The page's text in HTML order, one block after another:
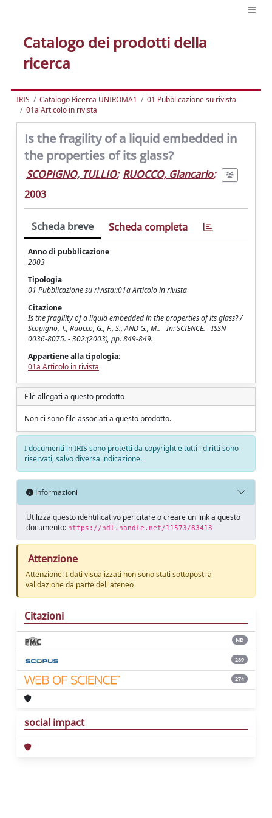
Catalogo dei prodotti della
ricerca
IRIS Catalogo Ricerca UNIROMA1
01 Pubblicazione su rivista
01a Articolo in rivista
Is the fragility of a liquid embedded in
the properties of its glass?
SCOPIGNO, TULLIO; RUOCCO, Giancarlo;
2003
Scheda breve Scheda completa
Anno di pubblicazione
2003
Tipologia
01 Pubblicazione su rivista::01a Articolo in rivista
Citazione
Is the fragility of a liquid embedded in the properties of its glass? /
Scopigno, T., Ruocco, G., F., S., AND G., M.. - In: SCIENCE. - ISSN
0036-8075. - 302:(2003), pp. 849-849.
Appartiene alla tipologia:
01a Articolo in rivista
File allegati a questo prodotto
Non ci sono file associati a questo prodotto.
I documenti in IRIS sono protetti da copyright e tutti i diritti sono
riservati, salvo diversa indicazione.
Informazioni
Utilizza questo identificativo per citare o creare un link a questo
documento: https://hdl.handle.net/11573/83413
Attenzione
Attenzione! I dati visualizzati non sono stati sottoposti a
validazione da parte dell'ateneo
Citazioni
ND
289
274
social impact